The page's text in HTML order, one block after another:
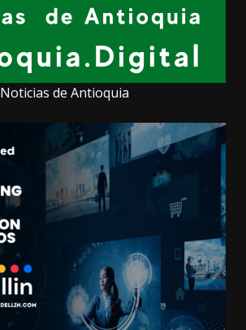
Noticias de Antioquia